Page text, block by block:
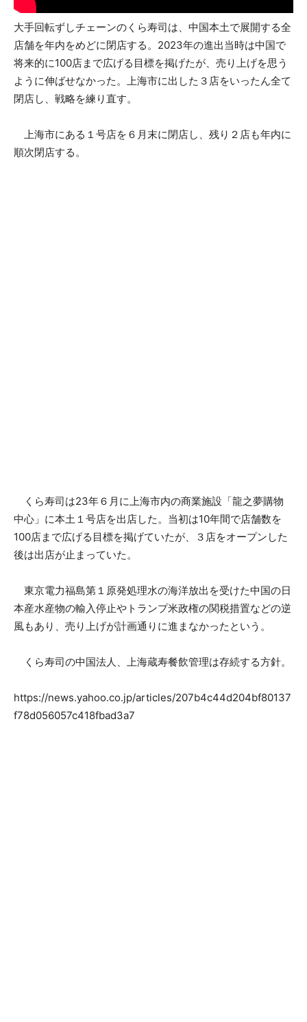
大手回転ずしチェーンのくら寿司は、中国本土で展開する全
店舗を年内をめどに閉店する。2023年の進出当時は中国で
将来的に100店まで広げる目標を掲げたが、売り上げを思う
ように伸ばせなかった。上海市に出した３店をいったん全て
閉店し、戦略を練り直す。
上海市にある１号店を６月末に閉店し、残り２店も年内に
順次閉店する。
くら寿司は23年６月に上海市内の商業施設「龍之夢購物
中心」に本土１号店を出店した。当初は10年間で店舗数を
100店まで広げる目標を掲げていたが、３店をオープンした
後は出店が止まっていた。
東京電力福島第１原発処理水の海洋放出を受けた中国の日
本産水産物の輸入停止やトランプ米政権の関税措置などの逆
風もあり、売り上げが計画通りに進まなかったという。
くら寿司の中国法人、上海蔵寿餐飲管理は存続する方針。
https://news.yahoo.co.jp/articles/207b4c44d204bf80137
f78d056057c418fbad3a7